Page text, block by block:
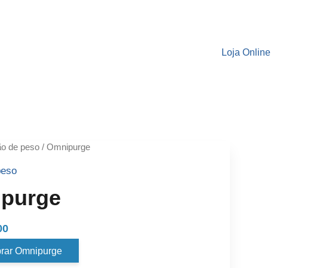
Loja Online
de peso / Omnipurge
Current
price
is:
Omnipurge